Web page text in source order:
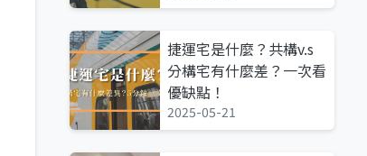
捷運宅是什麼？共構v.s
分構宅有什麼差？一次看
優缺點！
2025-05-21